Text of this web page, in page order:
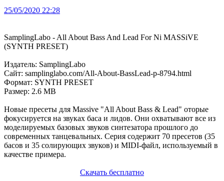
25/05/2020 22:28
SamplingLabo - All About Bass And Lead For Ni MASSiVE
(SYNTH PRESET)
Издатель: SamplingLabo
Сайт: samplinglabo.com/All-About-BassLead-p-8794.html
Формат: SYNTH PRESET
Размер: 2.6 MB
Новые пресеты для Massive "All About Bass & Lead" оторые
фокусируется на звуках баса и лидов. Они охватывают все из
моделируемых базовых звуков синтезатора прошлого до
современных танцевальных. Серия содержит 70 пресетов (35
басов и 35 солирующих звуков) и MIDI-файл, используемый в
качестве примера.
Скачать бесплатно